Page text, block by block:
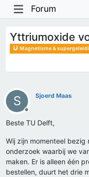
Forum
Yttriumoxide
Magnetisme &
S
Offline
Sjoerd Maas
Beste TU Delft,
Wij zijn momenteel
onderzoek waarbij we
maken. Er is alleen één
bestellen, duurt het drie